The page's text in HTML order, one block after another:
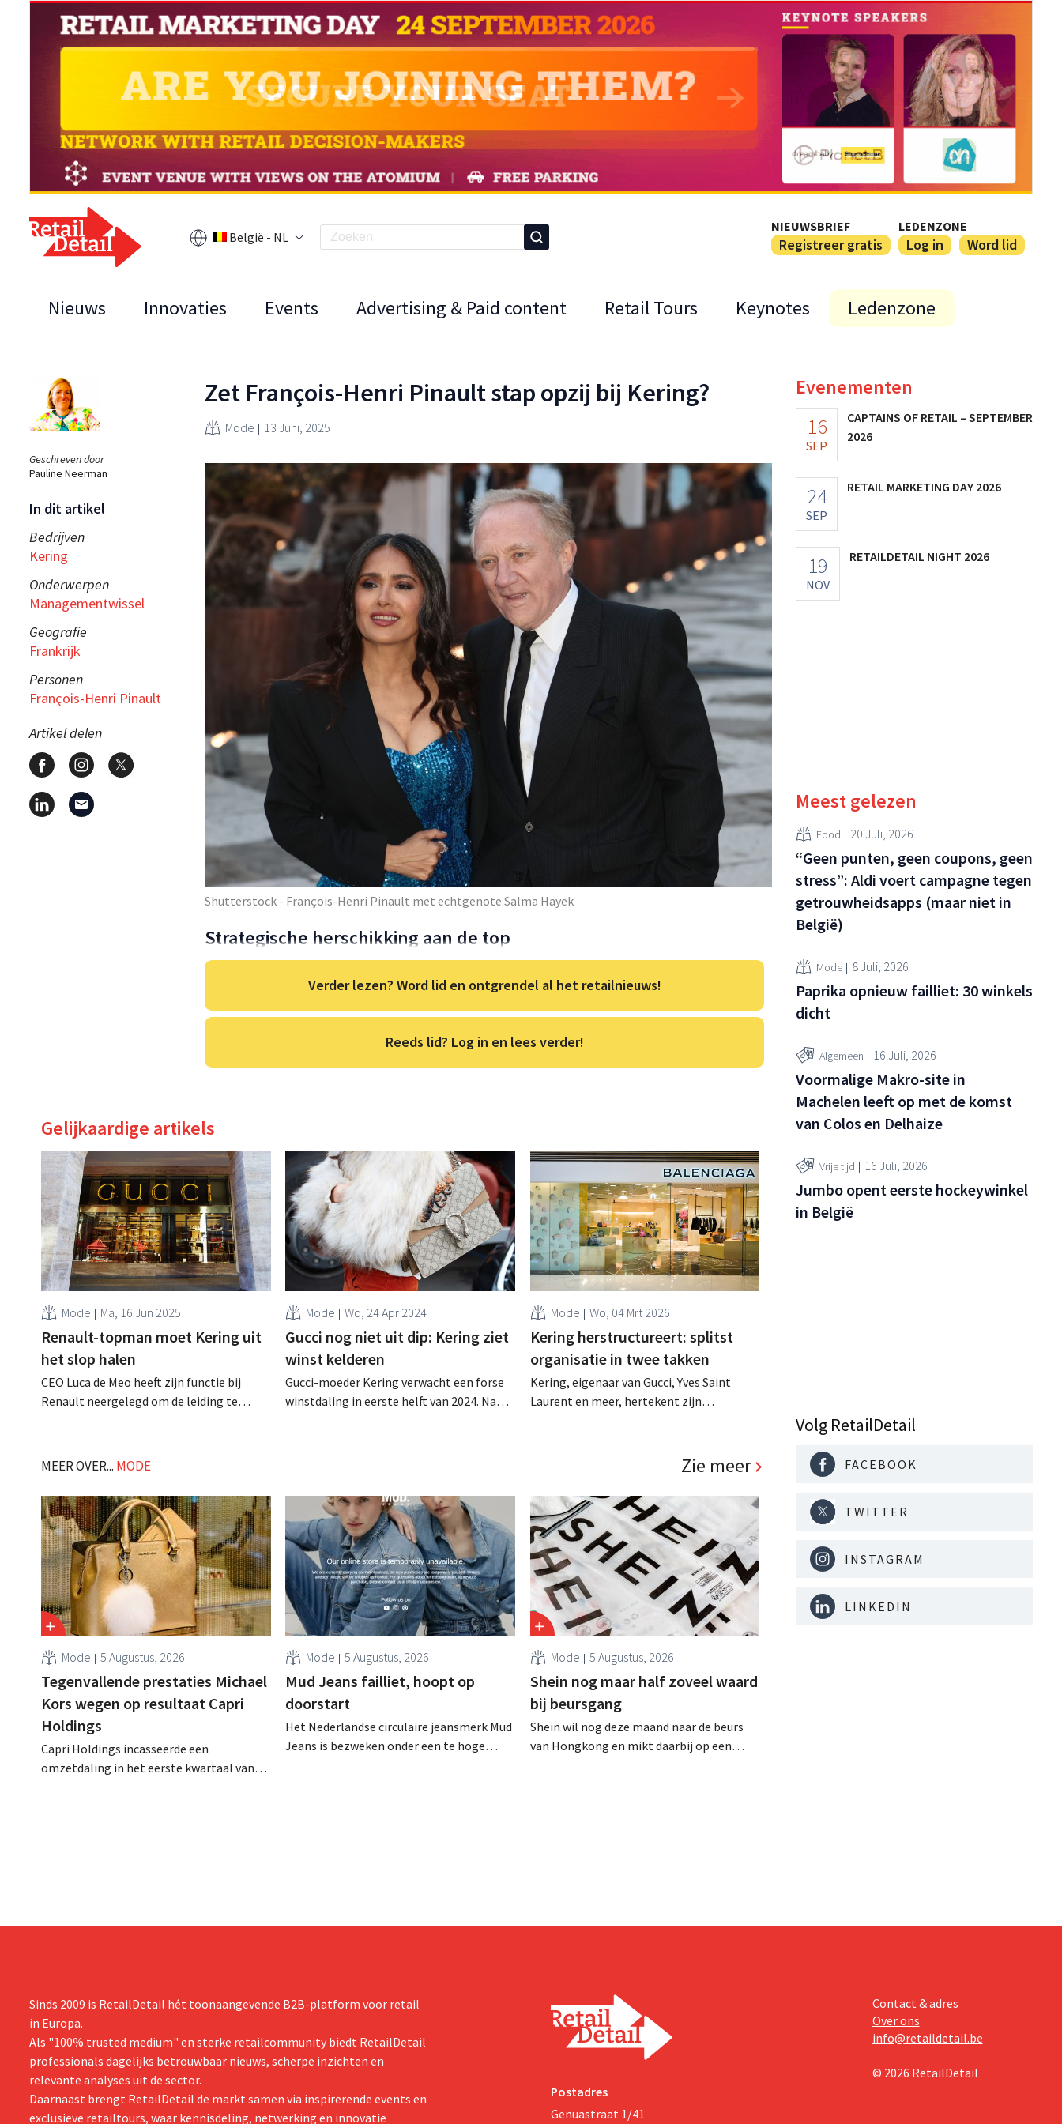
België - NL
NIEUWSBRIEF
Registreer gratis
LEDENZONE
Log in Word lid
Nieuws Innovaties Events Advertising & Paid content Retail Tours Keynotes Ledenzone
Geschreven door
Pauline Neerman
In dit artikel
Bedrijven
Kering
Onderwerpen
Managementwissel
Geografie
Frankrijk
Personen
François-Henri Pinault
Artikel delen
Zet François-Henri Pinault stap opzij bij Kering?
Mode 13 Juni, 2025
Shutterstock - François-Henri Pinault met echtgenote Salma Hayek
Strategische herschikking aan de top
Verder lezen? Word lid en ontgrendel al het retailnieuws!
Reeds lid? Log in en lees verder!
Gelijkaardige artikels
Mode Ma, 16 Jun 2025
Renault-topman moet Kering uit
het slop halen
CEO Luca de Meo heeft zijn functie bij
Renault neergelegd om de leiding te
Mode Wo, 24 Apr 2024
Gucci nog niet uit dip: Kering ziet
winst kelderen
Gucci-moeder Kering verwacht een forse
winstdaling in eerste helft van 2024. Na
Mode Wo, 04 Mrt 2026
Kering herstructureert: splitst
organisatie in twee takken
Kering, eigenaar van Gucci, Yves Saint
Laurent en meer, hertekent zijn
het directiecomité wordt hervormd. .
MEER OVER... MODE Zie meer
Mode 5 Augustus, 2026
Tegenvallende prestaties Michael
Kors wegen op resultaat Capri
Holdings
Capri Holdings incasseerde een
omzetdaling in het eerste kwartaal van
Mode 5 Augustus, 2026
Mud Jeans failliet, hoopt op
doorstart
Het Nederlandse circulaire jeansmerk Mud
Jeans is bezweken onder een te hoge
Mode 5 Augustus, 2026
Shein nog maar half zoveel waard
bij beursgang
Shein wil nog deze maand naar de beurs
van Hongkong en mikt daarbij op een
Evenementen
16
SEP
CAPTAINS OF RETAIL – SEPTEMBER
2026
24
SEP
RETAIL MARKETING DAY 2026
19
NOV
RETAILDETAIL NIGHT 2026
Meest gelezen
Food 20 Juli, 2026
“Geen punten, geen coupons, geen
stress”: Aldi voert campagne tegen
getrouwheidsapps (maar niet in
België)
Mode 8 Juli, 2026
Paprika opnieuw failliet: 30 winkels
dicht
Algemeen 16 Juli, 2026
Voormalige Makro-site in
Machelen leeft op met de komst
van Colos en Delhaize
Vrije tijd 16 Juli, 2026
Jumbo opent eerste hockeywinkel
in België
Volg RetailDetail
FACEBOOK
TWITTER
INSTAGRAM
LINKEDIN
Sinds 2009 is RetailDetail hét toonaangevende B2B-platform voor retail
in Europa.
Als "100% trusted medium" en sterke retailcommunity biedt RetailDetail
professionals dagelijks betrouwbaar nieuws, scherpe inzichten en
relevante analyses uit de sector.
Daarnaast brengt RetailDetail de markt samen via inspirerende events en
exclusieve retailtours, waar kennisdeling, netwerking en innovatie
Postadres
Genuastraat 1/41
Contact & adres
Over ons
info@retaildetail.be
© 2026 RetailDetail